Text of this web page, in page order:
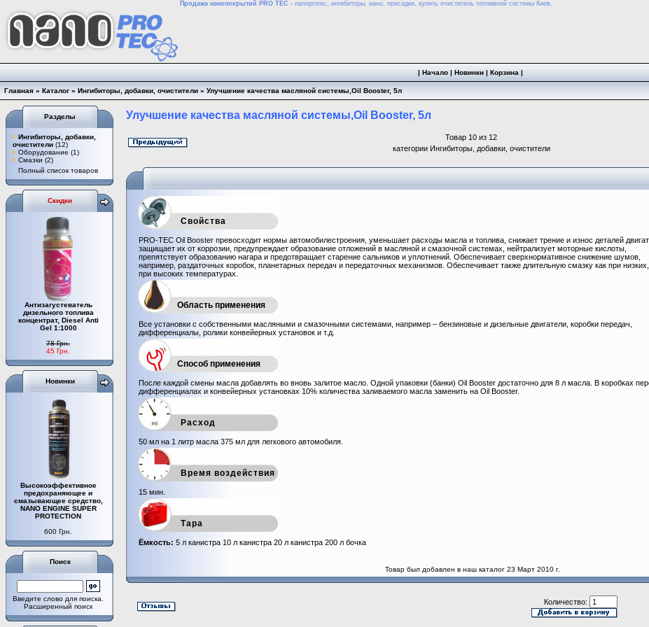
Продажа нанопокрытий PRO TEC - nanoprotec, ингибиторы, нано, присадки, купить очиститель топливной системы Киев.
| Начало | Новинки | Корзина |
Главная » Каталог » Ингибиторы, добавки, очистители » Улучшение качества масляной системы,Oil Booster, 5л
Разделы
Ингибиторы, добавки,
очистители (12)
Оборудование (1)
Смазки (2)
Полный список товаров
Скидки
Антизагустеватель
дизельного топлива
концентрат, Diesel Anti
Gel 1:1000
78 Грн.
45 Грн.
Новинки
Высокоэффективное
предохраняющее и
смазывающее средство,
NANO ENGINE SUPER
PROTECTION
600 Грн.
Поиск
Введите слово для поиска.
Расширенный поиск
Улучшение качества масляной системы,Oil Booster, 5л
Товар 10 из 12
категории Ингибиторы, добавки, очистители
Свойства
PRO-TEC Oil Booster превосходит нормы автомобилестроения, уменьшает расходы масла и топлива, снижает трение и износ деталей
защищает их от коррозии, предупреждает образование отложений в масляной и смазочной системах, нейтрализует моторные кислоты,
препятствует образованию нагара и предотвращает старение сальников и уплотнений. Обеспечивает сверхнормативное снижение шумов,
например, раздаточных коробок, планетарных передач и передаточных механизмов. Обеспечивает также длительную смазку как при
при высоких температурах.
Область применения
Все установки с собственными масляными и смазочными системами, например – бензиновые и дизельные двигатели, коробки передач,
дифференциалы, ролики конвейерных установок и т.д.
Способ применения
После каждой смены масла добавлять во вновь залитое масло. Одной упаковки (банки) Oil Booster достаточно для 8 л масла. В коробках
дифференциалах и конвейерных установках 10% количества заливаемого масла заменить на Oil Booster.
Расход
50 мл на 1 литр масла 375 мл для легкового автомобиля.
Время воздействия
15 мин.
Тара
Ёмкость: 5 л канистра 10 л канистра 20 л канистра 200 л бочка
Товар был добавлен в наш каталог 23 Март 2010 г.
Количество: